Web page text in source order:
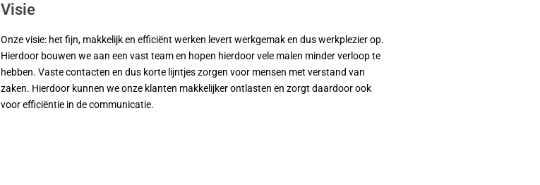
Visie
Onze visie: het fijn, makkelijk en efficiënt werken levert werkgemak en dus werkplezier op.
Hierdoor bouwen we aan een vast team en hopen hierdoor vele malen minder verloop te
hebben. Vaste contacten en dus korte lijntjes zorgen voor mensen met verstand van
zaken. Hierdoor kunnen we onze klanten makkelijker ontlasten en zorgt daardoor ook
voor efficiëntie in de communicatie.